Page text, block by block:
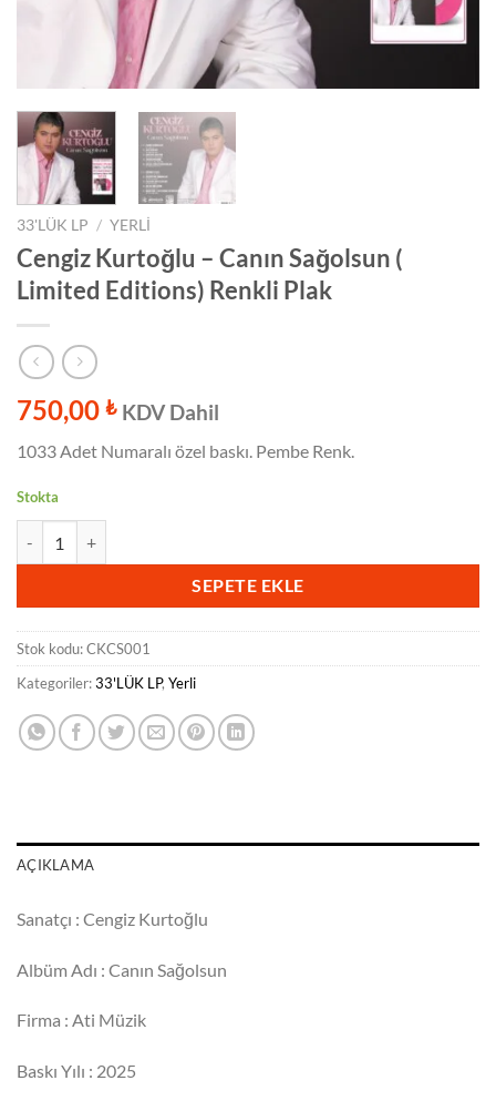
33'LÜK LP / YERLI
Cengiz Kurtoğlu – Canın Sağolsun (
Limited Editions) Renkli Plak
750,00 ₺ KDV Dahil
1033 Adet Numaralı özel baskı. Pembe Renk.
Stokta
SEPETE EKLE
Stok kodu:CKCS001
Kategoriler:33'LÜK LP, Yerli
AÇIKLAMA
Sanatçı : Cengiz Kurtoğlu
Albüm Adı : Canın Sağolsun
Firma : Ati Müzik
Baskı Yılı : 2025